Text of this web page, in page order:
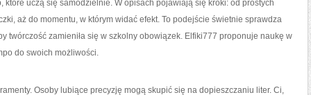
uczą się samodzielnie. W opisach pojawiają się kroki: od prostych
aż do momentu, w którym widać efekt. To podejście świetnie sprawdza
twórczość zamieniła się w szkolny obowiązek. Elfiki777 proponuje naukę w
do swoich możliwości.
Osoby lubiące precyzję mogą skupić się na dopieszczaniu liter. Ci,